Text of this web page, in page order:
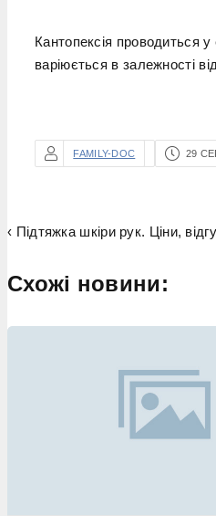
Кантопексія проводиться у
варіюється в залежності
FAMILY-DOC 29
‹ Підтяжка шкіри рук. Ціни,
Схожі новини: